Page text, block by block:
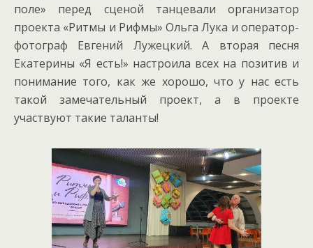
поле» перед сценой танцевали организатор
проекта «Ритмы и Рифмы» Ольга Лука и оператор-
фотограф Евгений Лужецкий. А вторая песня
Екатерины «Я есть!» настроила всех на позитив и
понимание того, как же хорошо, что у нас есть
такой замечательный проект, а в проекте
участвуют такие таланты!